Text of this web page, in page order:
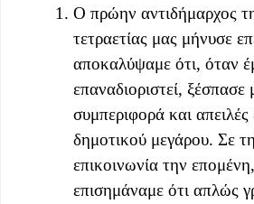
Ο πρώην αντιδήμαρχος
τετραετίας μας μήνυσε
αποκαλύψαμε ότι, όταν
επαναδιοριστεί, ξέσπασε
συμπεριφορά και απειλές
δημοτικού μεγάρου. Σε
επικοινωνία την
επισημάναμε ότι απλώς